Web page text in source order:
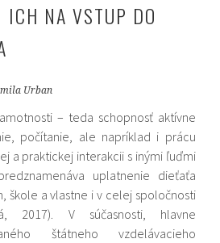
ICH NA VSTUP DO
Urban
– teda schopnosť aktívne
počítanie, ale napríklad i prácu
a praktickej interakcii s inými ľuďmi
uplatnenie dieťaťa
škole a vlastne i v celej spoločnosti
2017). V súčasnosti, hlavne
štátneho vzdelávacieho